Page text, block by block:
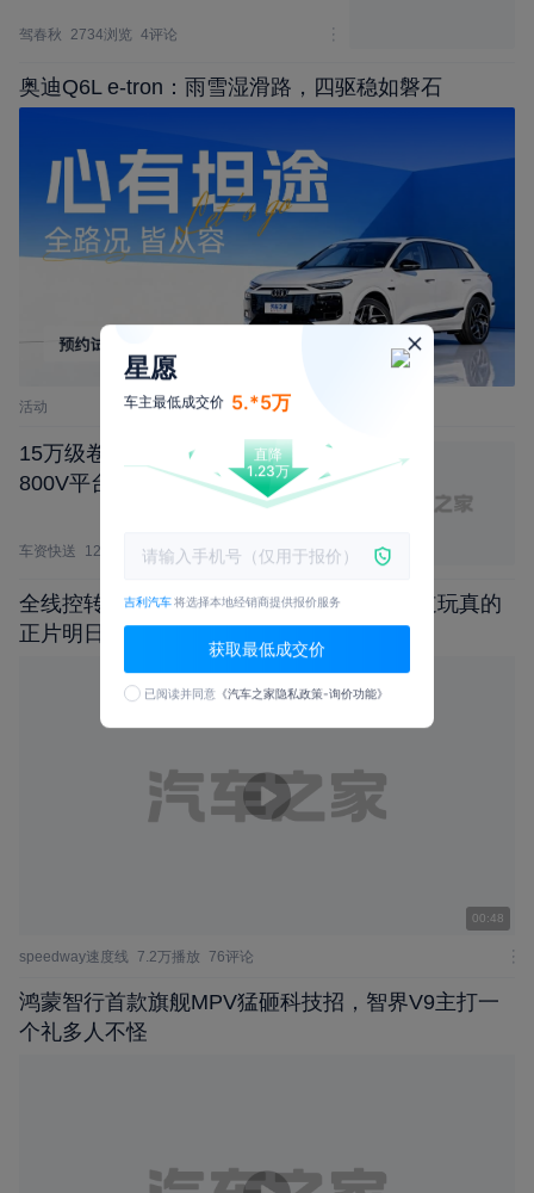
驾春秋 2734浏览 4评论
奥迪Q6L e-tron：雨雪湿滑路，四驱稳如磐石
活动
15万级卷王诞生长安启源Q06携
800V平台+激光雷达,越级拿捏豪
车资快送 1299浏览 5评论 昨天13:18
全线控转向怎么样？智己LS9 HYPER上赛道玩真的
正片明日上线
00:48
speedway速度线 7.2万播放 76评论
鸿蒙智行⾸款旗舰MPV猛砸科技招，智界V9主打一
个礼多人不怪
星愿
车主最低成交价 5.*5万
直降
1.23万
吉利汽车将选择本地经销商提供报价服务
获取最低成交价
已阅读并同意 《汽车之家隐私政策-询价功能》